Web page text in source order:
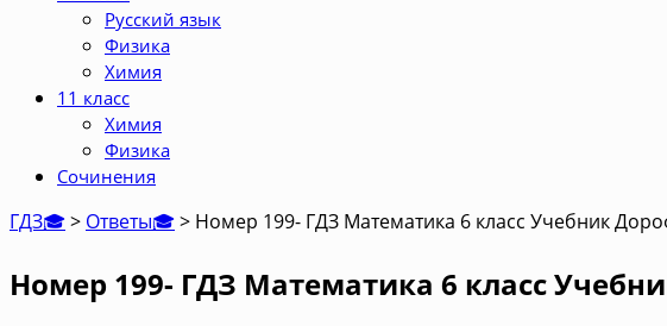
Русский язык
Физика
Химия
11 класс
Химия
Физика
Сочинения
ГДЗ🎓> Ответы🎓> Номер 199- ГДЗ Математика 6 класс Учебник
Номер 199- ГДЗ Математика 6 класс